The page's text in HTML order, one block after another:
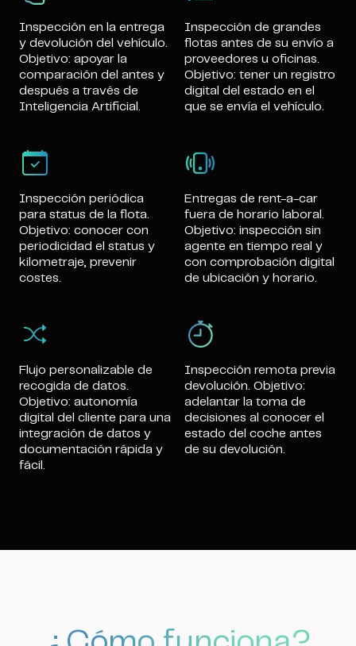
Inspección en la entrega
y devolución del vehículo.
Objetivo: apoyar la
comparación del antes y
después a través de
Inteligencia Artificial.
Inspección de grandes
flotas antes de su envío a
proveedores u oficinas.
Objetivo: tener un registro
digital del estado en el
que se envía el vehículo.
Inspección periódica
para status de la flota.
Objetivo: conocer con
periodicidad el status y
kilometraje, prevenir
costes.
Entregas de rent-a-car
fuera de horario laboral.
Objetivo: inspección sin
agente en tiempo real y
con comprobación digital
de ubicación y horario.
Flujo personalizable de
recogida de datos.
Objetivo: autonomía
digital del cliente para una
integración de datos y
documentación rápida y
fácil.
Inspección remota previa
devolución. Objetivo:
adelantar la toma de
decisiones al conocer el
estado del coche antes
de su devolución.